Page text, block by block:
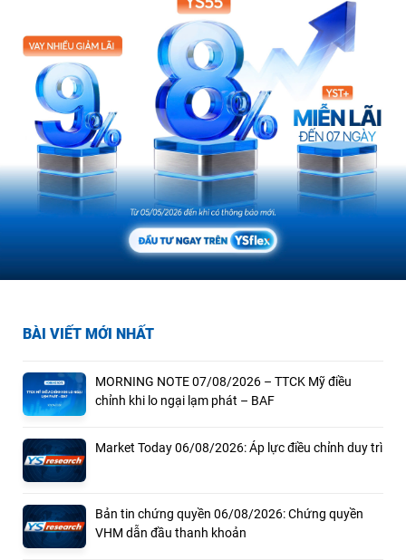
BÀI VIẾT MỚI NHẤT
MORNING NOTE 07/08/2026 – TTCK Mỹ điều
chỉnh khi lo ngại lạm phát – BAF
Market Today 06/08/2026: Áp lực điều chỉnh duy trì
Bản tin chứng quyền 06/08/2026: Chứng quyền
VHM dẫn đầu thanh khoản